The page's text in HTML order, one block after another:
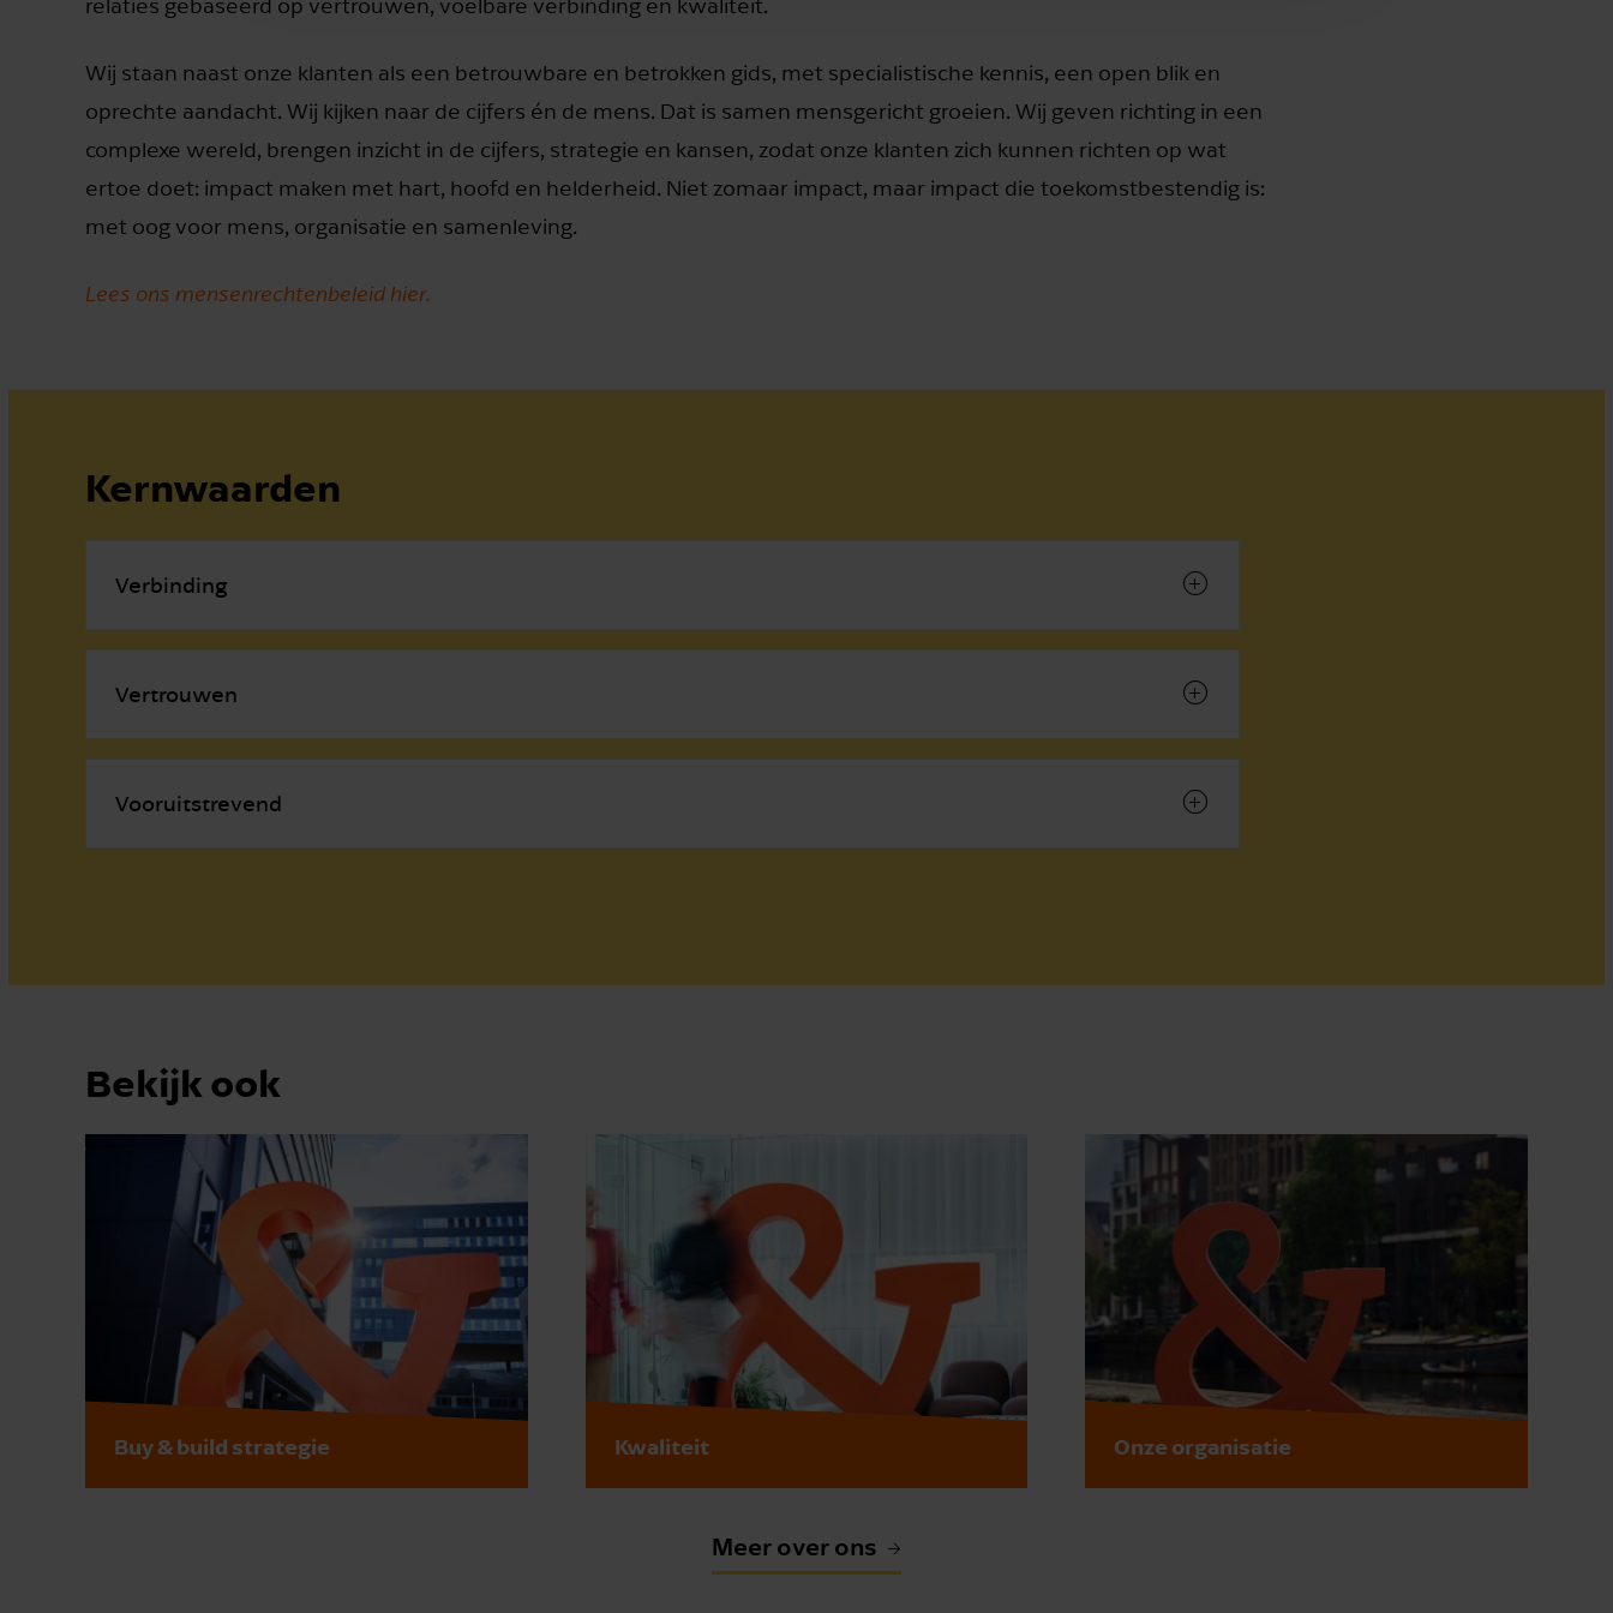
relaties gebaseerd op vertrouwen, voelbare verbinding en kwaliteit. ​
Wij staan naast onze klanten als een betrouwbare en betrokken gids, met specialistische kennis, een open blik en
oprechte aandacht. Wij kijken naar de cijfers én de mens. Dat is samen mensgericht groeien. Wij geven richting in een
complexe wereld, brengen inzicht in de cijfers, strategie en kansen, zodat onze klanten zich kunnen richten op wat
ertoe doet: impact maken met hart, hoofd en helderheid. Niet zomaar impact, maar impact die toekomstbestendig is:
met oog voor mens, organisatie en samenleving.
Lees ons mensenrechtenbeleid hier.
Kernwaarden
Verbinding
Vertrouwen
Vooruitstrevend
Bekijk ook
Buy & build strategie Kwaliteit Onze organisatie
Meer over ons